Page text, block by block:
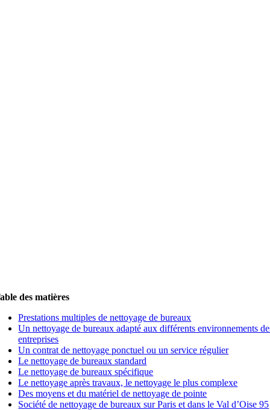
des matières
Prestations multiples de nettoyage de bureaux
Un nettoyage de bureaux adapté aux différents environnements
entreprises
Un contrat de nettoyage ponctuel ou un service régulier
Le nettoyage de bureaux standard
Le nettoyage de bureaux spécifique
Le nettoyage après travaux, le nettoyage le plus complexe
Des moyens et dumatériel de nettoyage de pointe
Société de nettoyage de bureaux sur Paris et dans le Val d’Oise 95